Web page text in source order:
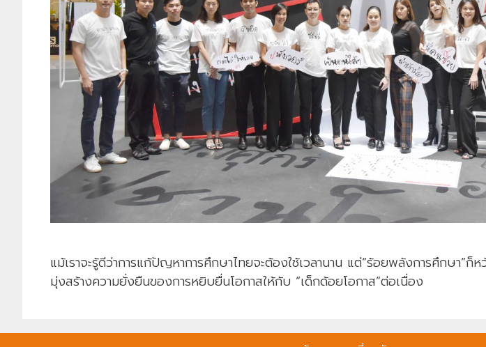
แม้เราจะรู้ดีว่าการแก้ปัญหาการศึกษาไทยจะต้องใช้เวลานาน แต่“ร้อยพลังการศึกษา”ก็
มุ่งสร้างความยั่งยืนของการหยิบยื่นโอกาสให้กับ “เด็กด้อยโอกาส”ต่อเนื่อง